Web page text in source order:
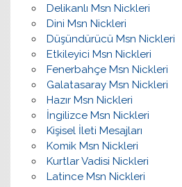
Delikanlı Msn Nickleri
Dini Msn Nickleri
Düşündürücü Msn Nickleri
Etkileyici Msn Nickleri
Fenerbahçe Msn Nickleri
Galatasaray Msn Nickleri
Hazır Msn Nickleri
İngilizce Msn Nickleri
Kişisel İleti Mesajları
Komik Msn Nickleri
Kurtlar Vadisi Nickleri
Latince Msn Nickleri